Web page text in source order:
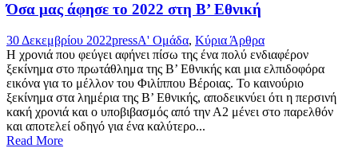
Όσα μας άφησε το 2022 στη Β’ Εθνική
30 Δεκεμβρίου 2022pressΑ' Ομάδα, Κύρια Άρθρα
Η χρονιά που φεύγει αφήνει πίσω της ένα πολύ ενδιαφέρον
ξεκίνημα στο πρωτάθλημα της Β’ Εθνικής και μια ελπιδοφόρα
εικόνα για το μέλλον του Φιλίππου Βέροιας. Το καινούριο
ξεκίνημα στα λημέρια της Β’ Εθνικής, αποδεικνύει ότι η περσινή
κακή χρονιά και ο υποβιβασμός από την Α2 μένει στο παρελθόν
και αποτελεί οδηγό για ένα καλύτερο...
Read More